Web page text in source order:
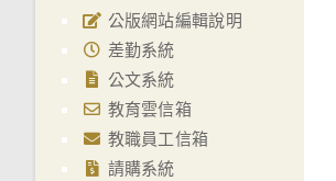
公版網站編輯說明
差勤系統
公文系統
教育雲信箱
教職員工信箱
請購系統